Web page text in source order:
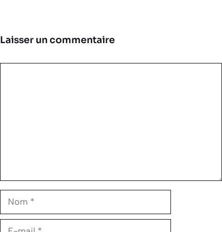
Laisser un commentaire
Nom
E-